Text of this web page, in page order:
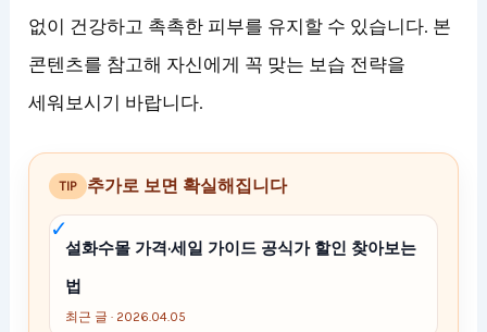
없이 건강하고 촉촉한 피부를 유지할 수 있습니다. 본
콘텐츠를 참고해 자신에게 꼭 맞는 보습 전략을
세워보시기 바랍니다.
TIP 추가로 보면 확실해집니다
설화수몰 가격·세일 가이드 공식가 할인 찾아보는
법
최근 글 · 2026.04.05